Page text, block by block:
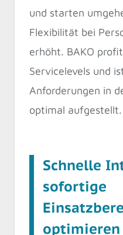
und starten
Flexibilität bei
erhöht. BAKO
Servicelevels und
Anforderungen in
optimal aufgestellt.
Schnelle
sofortige
optimieren